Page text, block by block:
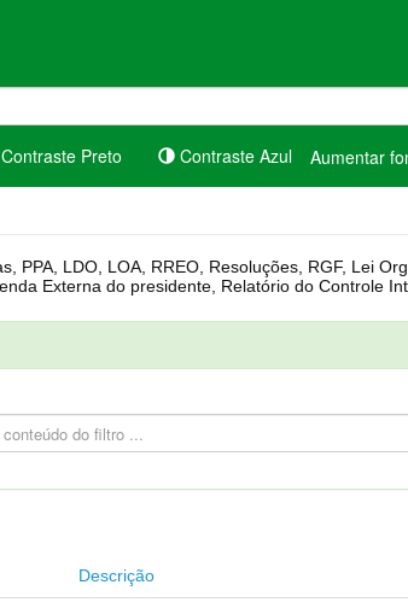
Contraste Preto Contraste Azul Aumentar
Descrição